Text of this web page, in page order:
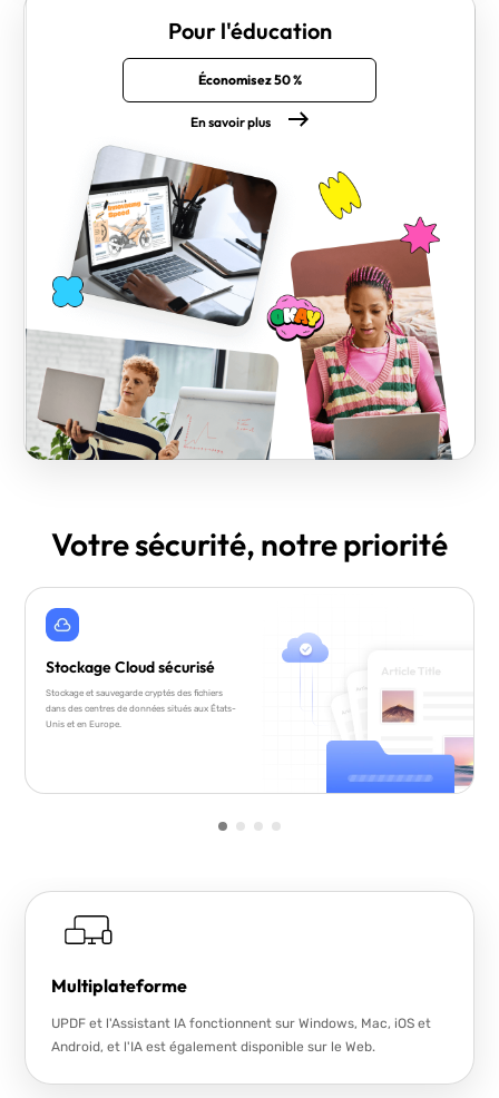
Pour l'éducation
Économisez 50 %
En savoir plus
Votre sécurité, notre priorité
Stockage Cloud sécurisé
Stockage et sauvegarde cryptés des fichiers
dans des centres de données situés aux États-
Unis et en Europe.
Multiplateforme
UPDF et l'Assistant IA fonctionnent sur Windows, Mac, iOS et
Android, et l'IA est également disponible sur le Web.